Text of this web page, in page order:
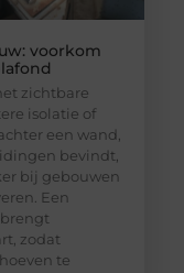
voorkom
zichtbare
isolatie of
een wand,
bevindt,
bij gebouwen
Een
zodat
te